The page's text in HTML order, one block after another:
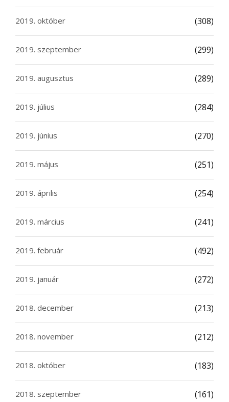
2019. október (308)
2019. szeptember (299)
2019. augusztus (289)
2019. július (284)
2019. június (270)
2019. május (251)
2019. április (254)
2019. március (241)
2019. február (492)
2019. január (272)
2018. december (213)
2018. november (212)
2018. október (183)
2018. szeptember (161)